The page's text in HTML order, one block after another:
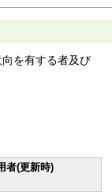
を有する者及び
者(更新時)